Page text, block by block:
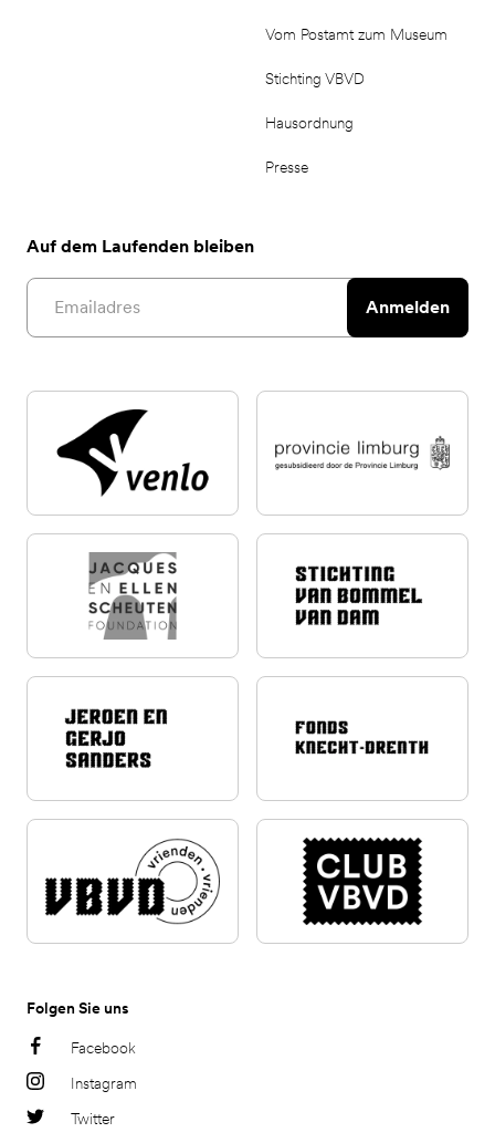
Vom Postamt zum Museum
Stichting VBVD
Hausordnung
Presse
Auf dem Laufenden bleiben
Email address
Anmelden
Folgen Sie uns
Facebook
Instagram
Twitter